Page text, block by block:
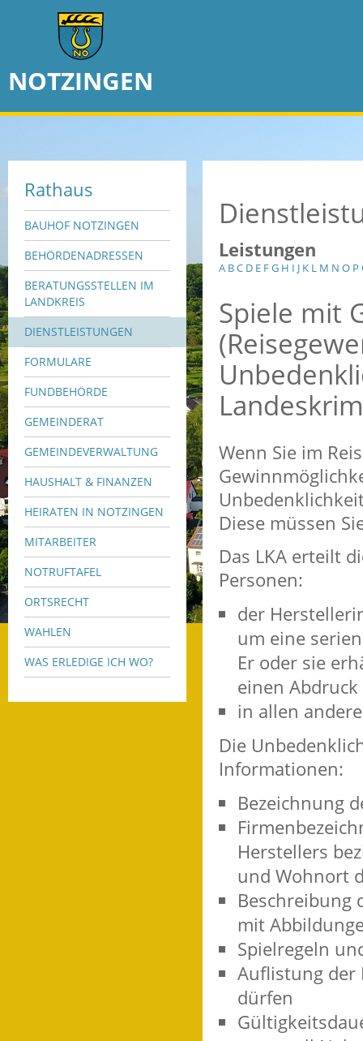
NOTZINGEN
Rathaus
BAUHOF NOTZINGEN
BEHÖRDENADRESSEN
BERATUNGSSTELLEN IM
LANDKREIS
DIENSTLEISTUNGEN
FORMULARE
FUNDBEHÖRDE
GEMEINDERAT
GEMEINDEVERWALTUNG
HAUSHALT & FINANZEN
HEIRATEN IN NOTZINGEN
MITARBEITER
NOTRUFTAFEL
ORTSRECHT
WAHLEN
WAS ERLEDIGE ICH WO?
Leistungen
A BC D E FG H I J K L M N O P
Spiele mit
Wenn Sie im
Diese müssen
Das LKA erteilt
Personen:
der
um eine
Er oder sie
einen
in allen
Die
Informationen:
Bezeichnung
Herstellers
und Wohnort
Beschreibung
mit
Spielregeln
Auflistung der
dürfen